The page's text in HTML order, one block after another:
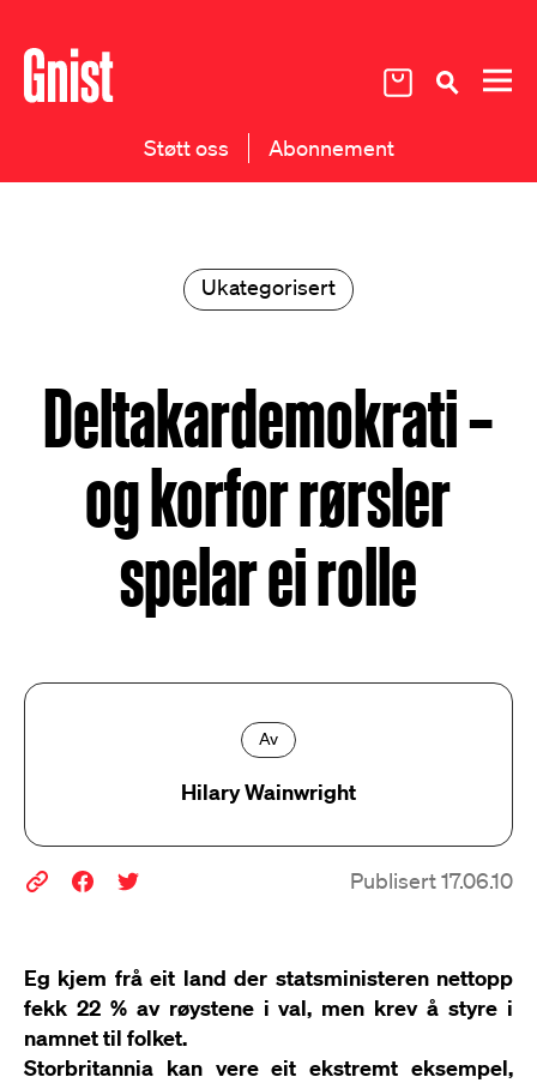
Støtt oss Abonnement
Ukategorisert
Deltakardemokrati –
og korfor rørsler
spelar ei rolle
Av
Hilary Wainwright
Publisert 17.06.10
Eg kjem frå eit land der statsministeren nettopp
fekk 22 % av røystene i val, men krev å styre i
namnet til folket.
Storbritannia kan vere eit ekstremt eksempel,